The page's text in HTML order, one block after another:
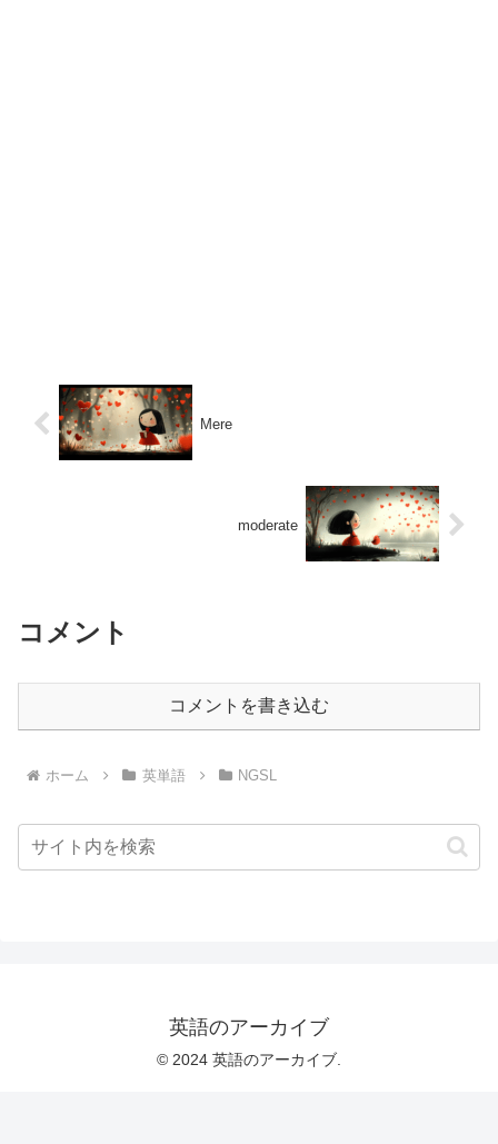
Mere
moderate
コメント
コメントを書き込む
ホーム 英単語 NGSL
英語のアーカイブ
© 2024 英語のアーカイブ.